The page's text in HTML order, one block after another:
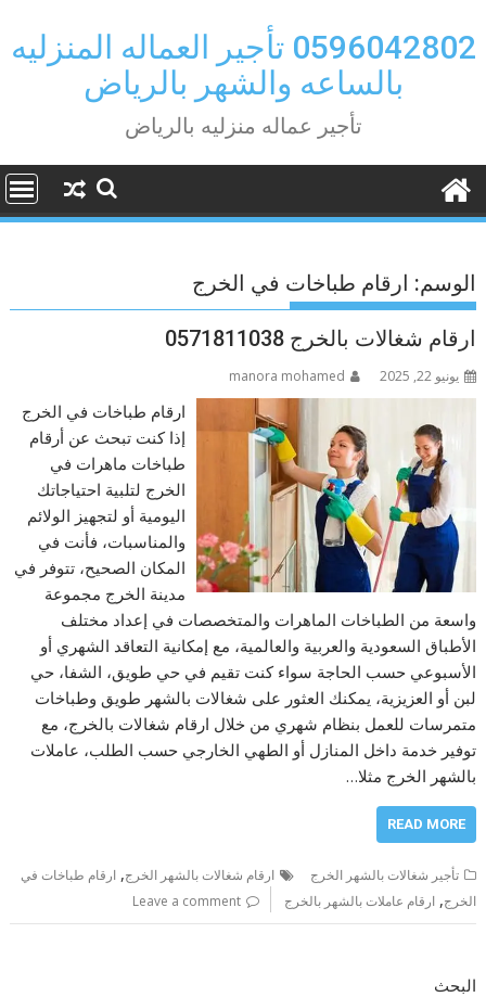
to
content
0596042802 تأجير العماله المنزليه
بالساعه والشهر بالرياض
تأجير عماله منزليه بالرياض
الوسم: ارقام طباخات في الخرج
ارقام شغالات بالخرج 0571811038
يونيو 22, 2025 manora mohamed
ارقام طباخات في الخرج
إذا كنت تبحث عن أرقام
طباخات ماهرات في
الخرج لتلبية احتياجاتك
اليومية أو لتجهيز الولائم
والمناسبات، فأنت في
المكان الصحيح، تتوفر في
مدينة الخرج مجموعة
واسعة من الطباخات الماهرات والمتخصصات في إعداد مختلف
الأطباق السعودية والعربية والعالمية، مع إمكانية التعاقد الشهري أو
الأسبوعي حسب الحاجة سواء كنت تقيم في حي طويق، الشفا، حي
لبن أو العزيزية، يمكنك العثور على شغالات بالشهر طويق وطباخات
متمرسات للعمل بنظام شهري من خلال ارقام شغالات بالخرج، مع
توفير خدمة داخل المنازل أو الطهي الخارجي حسب الطلب، عاملات
بالشهر الخرج مثلا…
READ MORE
تأجير شغالات بالشهر الخرج ارقام شغالات بالشهر الخرج,ارقام طباخات في
الخرج,ارقام عاملات بالشهر بالخرج Leave a comment
البحث